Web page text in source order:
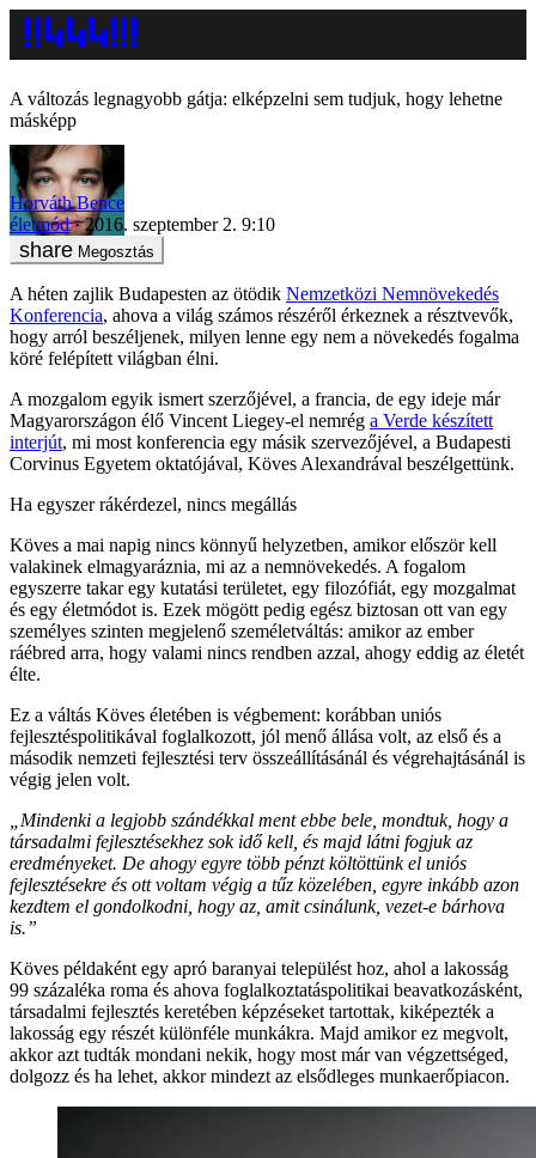
A változás legnagyobb gátja: elképzelni sem tudjuk, hogy lehetne
másképp
Horváth Bence
életmód
2016. szeptember 2. 9:10
Megosztás
A héten zajlik Budapesten az ötödik Nemzetközi Nemnövekedés
Konferencia, ahova a világ számos részéről érkeznek a résztvevők,
hogy arról beszéljenek, milyen lenne egy nem a növekedés fogalma
köré felépített világban élni.
A mozgalom egyik ismert szerzőjével, a francia, de egy ideje már
Magyarországon élő Vincent Liegey-el nemrég a Verde készített
interjút, mi most konferencia egy másik szervezőjével, a Budapesti
Corvinus Egyetem oktatójával, Köves Alexandrával beszélgettünk.
Ha egyszer rákérdezel, nincs megállás
Köves a mai napig nincs könnyű helyzetben, amikor először kell
valakinek elmagyaráznia, mi az a nemnövekedés. A fogalom
egyszerre takar egy kutatási területet, egy filozófiát, egy mozgalmat
és egy életmódot is. Ezek mögött pedig egész biztosan ott van egy
személyes szinten megjelenő személetváltás: amikor az ember
ráébred arra, hogy valami nincs rendben azzal, ahogy eddig az életét
élte.
Ez a váltás Köves életében is végbement: korábban uniós
fejlesztéspolitikával foglalkozott, jól menő állása volt, az első és a
második nemzeti fejlesztési terv összeállításánál és végrehajtásánál is
végig jelen volt.
„Mindenki a legjobb szándékkal ment ebbe bele, mondtuk, hogy a
társadalmi fejlesztésekhez sok idő kell, és majd látni fogjuk az
eredményeket. De ahogy egyre több pénzt költöttünk el uniós
fejlesztésekre és ott voltam végig a tűz közelében, egyre inkább azon
kezdtem el gondolkodni, hogy az, amit csinálunk, vezet-e bárhova
is.”
Köves példaként egy apró baranyai települést hoz, ahol a lakosság
99 százaléka roma és ahova foglalkoztatáspolitikai beavatkozásként,
társadalmi fejlesztés keretében képzéseket tartottak, kiképezték a
lakosság egy részét különféle munkákra. Majd amikor ez megvolt,
akkor azt tudták mondani nekik, hogy most már van végzettséged,
dolgozz és ha lehet, akkor mindezt az elsődleges munkaerőpiacon.